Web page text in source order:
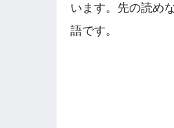
います。先の読め
語です。